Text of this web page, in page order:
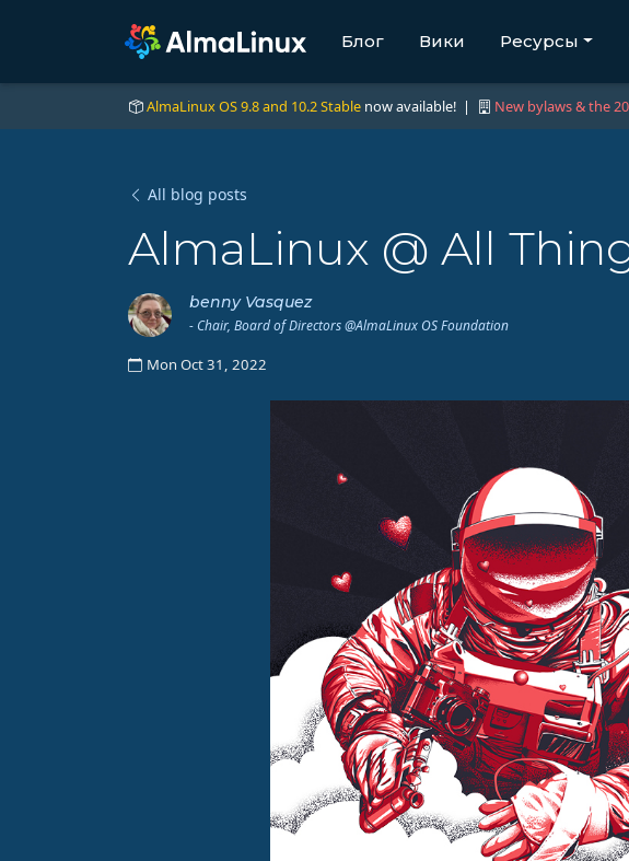
Блог Вики Ресурсы
AlmaLinux OS 9.8 and 10.2 Stable now available! | New bylaws & the
All blog posts
AlmaLinux @ All
benny Vasquez
- Chair, Board of Directors @AlmaLinux OS Foundation
Mon Oct 31, 2022